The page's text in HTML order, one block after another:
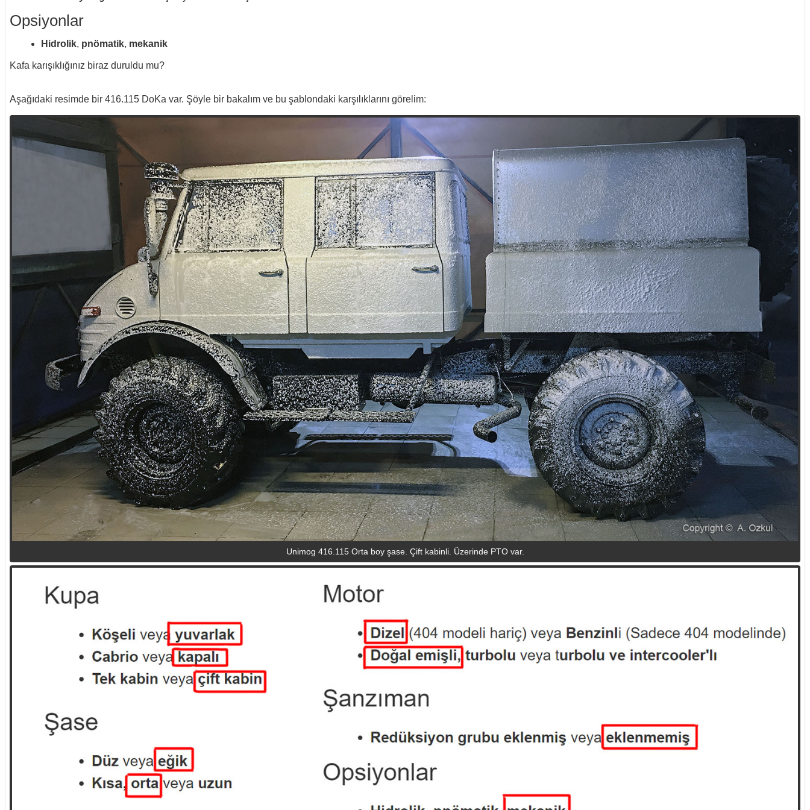
Opsiyonlar
Hidrolik, pnömatik, mekanik
Kafa karışıklığınız biraz duruldu mu?
Aşağıdaki resimde bir 416.115 DoKa var. Şöyle bir bakalım ve bu şablondaki karşılıklarını görelim:
Unimog 416.115 Orta boy şase. Çift kabinli. Üzerinde PTO var.